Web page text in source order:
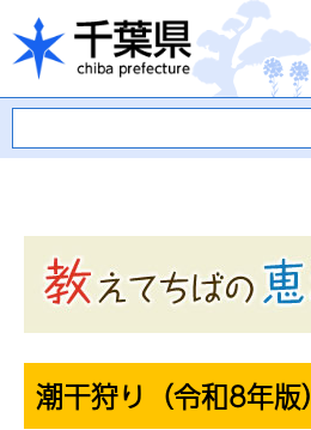
千葉県
潮干狩り（令和8年版）